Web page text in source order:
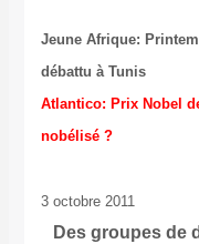
Jeune Afrique:
débattu à Tunis
Atlantico: Prix Nobel
nobélisé ?
3 octobre 2011
Des groupes de